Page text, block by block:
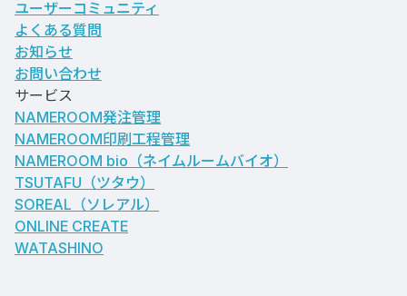
ユーザーコミュニティ
よくある質問
お知らせ
お問い合わせ
サービス
NAMEROOM発注管理
NAMEROOM印刷工程管理
NAMEROOM bio （ネイムルームバイオ）
TSUTAFU（ツタウ）
SOREAL（ソレアル）
ONLINE CREATE
WATASHINO